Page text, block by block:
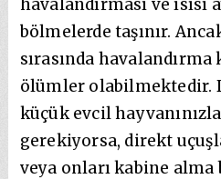
havalandırması ve ısısı
bölmelerde taşınır.
sırasında havalandırma
ölümler olabilmektedir.
küçük evcil
gerekiyorsa, direkt
veya onları kabine alma